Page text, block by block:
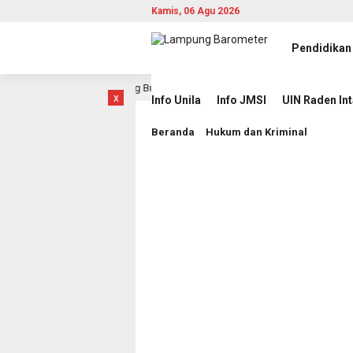
Kamis, 06 Agu 2026
Pendidikan
Info Unila Info JMSI UIN Raden
x
Provinsi Lampung Buka Babak Baru
Beranda Hukum dan Kriminal